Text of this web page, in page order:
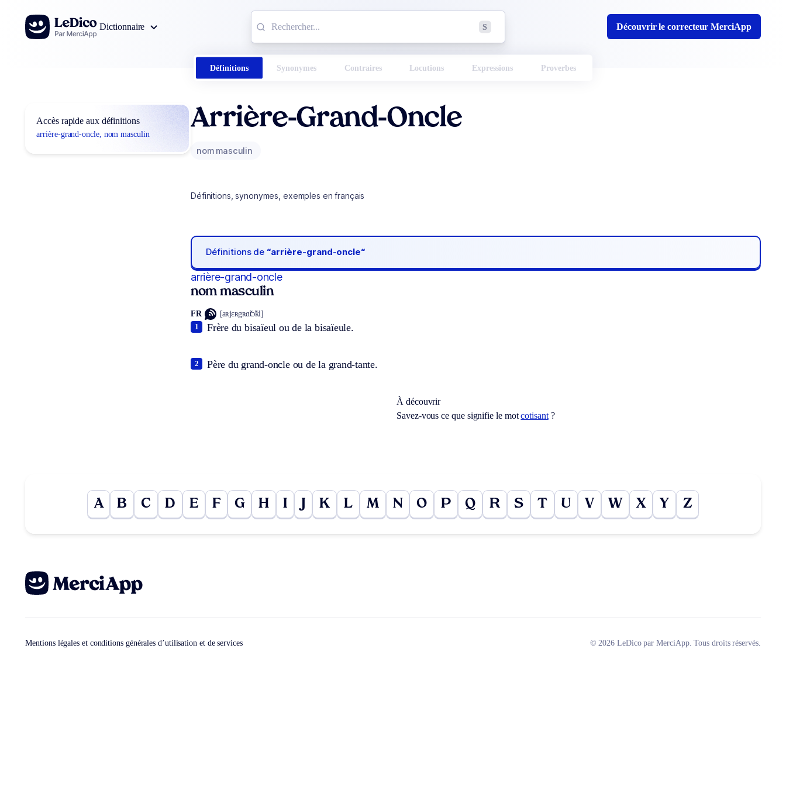
Aller au contenu
Dictionnaire
S Découvrir le correcteur MerciApp
Définitions Synonymes Contraires Locutions Expressions Proverbes
Accès rapide aux définitions
arrière-grand-oncle, nom masculin
Arrière-Grand-Oncle
nom masculin
Définitions, synonymes, exemples en français
Définitions de “arrière-grand-oncle“
arrière-grand-oncle
nom masculin
FR [aʀjɛʀgʀɑ̃tɔ̃kl]
Frère du bisaïeul ou de la bisaïeule.
1
Père du grand-oncle ou de la grand-tante.
2
À découvrir
Savez-vous ce que signifie le motcotisant?
A B C D E F G H I K L M N O P Q R S T U V W X Y Z
Mentions légales et conditions générales d’utilisation et de services © 2026 LeDico par MerciApp. Tous droits réservés.